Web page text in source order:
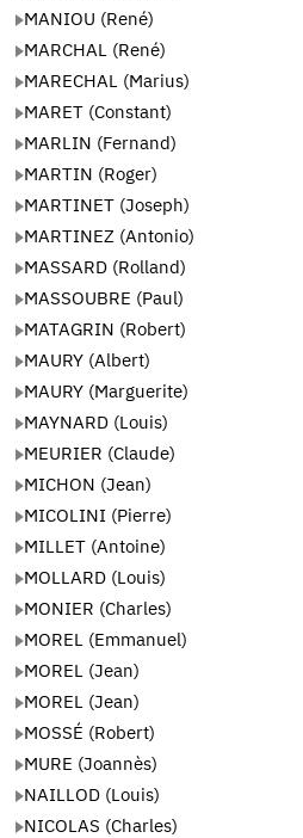
MANIOU (René)
MARCHAL (René)
MARECHAL (Marius)
MARET (Constant)
MARLIN (Fernand)
MARTIN (Roger)
MARTINET (Joseph)
MARTINEZ (Antonio)
MASSARD (Rolland)
MASSOUBRE (Paul)
MATAGRIN (Robert)
MAURY (Albert)
MAURY (Marguerite)
MAYNARD (Louis)
MEURIER (Claude)
MICHON (Jean)
MICOLINI (Pierre)
MILLET (Antoine)
MOLLARD (Louis)
MONIER (Charles)
MOREL (Emmanuel)
MOREL (Jean)
MOREL (Jean)
MOSSÉ (Robert)
MURE (Joannès)
NAILLOD (Louis)
NICOLAS (Charles)